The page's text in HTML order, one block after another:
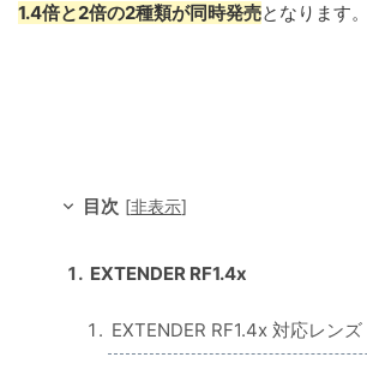
1.4倍と2倍の2種類が同時発売となります。
目次 [非表示]
EXTENDER RF1.4x
EXTENDER RF1.4x 対応レンズ